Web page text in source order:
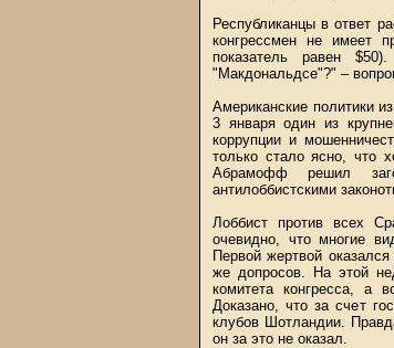
Республиканцы в ответ
конгрессмен не имеет
показатель равен
"Макдональдсе"?" –
Американские политики
3 января один из
коррупции и
только стало ясно, что
Абрамофф решил
антилоббистскими
Лоббист против всех
очевидно, что многие
Первой жертвой
же допросов. На этой
комитета конгресса, а
Доказано, что за счет
клубов Шотландии.
он за это не оказал.